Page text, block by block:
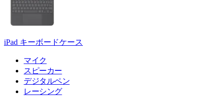
iPad キーボードケース
マイク
スピーカー
デジタルペン
レーシング